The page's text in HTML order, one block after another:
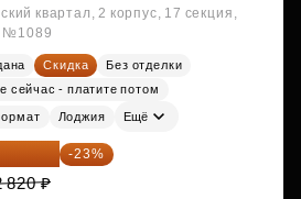
квартал, 2 корпус, 17 секция,
№1089
Скидка
Без отделки
сейчас - платите потом
Лоджия Ещё
071 ₽ -23%
820 ₽